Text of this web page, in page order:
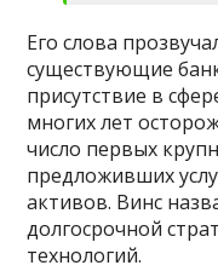
Его слова
существующие
присутствие в
многих лет
число первых
предложивших
активов. Винс
долгосрочной
технологий.